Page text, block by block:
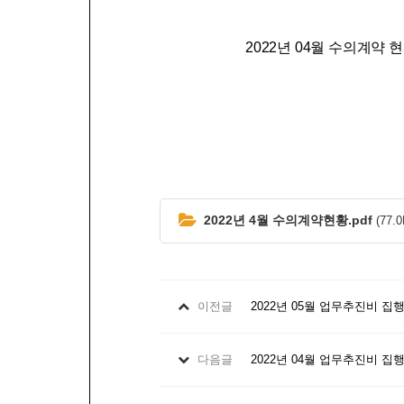
2022년 04월 수의계약
2022년 4월 수의계약현황.pdf
이전글 2022년 05월 업무추진비 집
다음글 2022년 04월 업무추진비 집